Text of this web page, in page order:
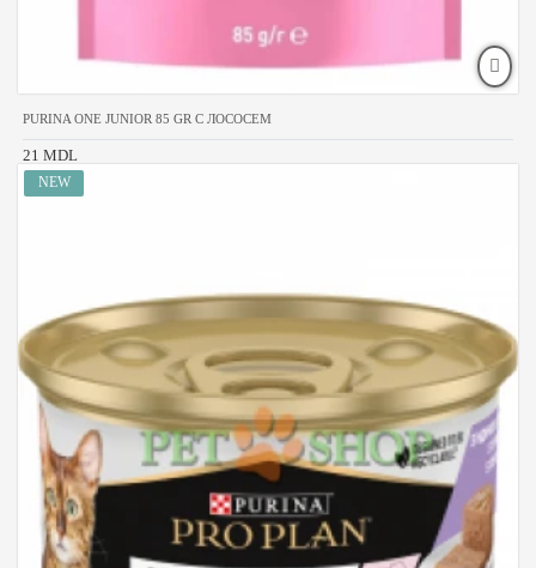
PURINA ONE JUNIOR 85 GR С ЛОСОСЕМ
21 MDL